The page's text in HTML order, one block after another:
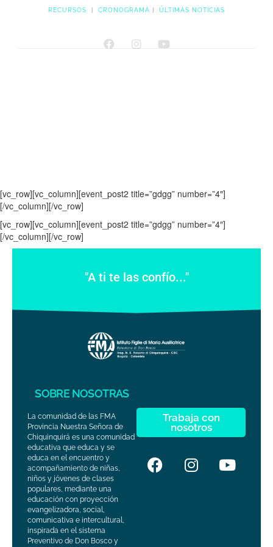
RECURSOS CRONOGRAMA ÚLTIMAS NOTICIAS
[vc_row][vc_column][event_post2 title=”gdgg” number=”4″]
[/vc_column][/vc_row]
[vc_row][vc_column][event_post2 title=”gdgg” number=”4″]
[/vc_column][/vc_row]
"A ti te las confío..."
SOBRE NOSOTRAS
La comunidad de las FMA
Provincia Nuestra Señora de
Chiquinquirá es una comunidad
educativa que educa y se
educa en el encuentro y
acompañamiento de niñas,
niños y jóvenes de clases
populares, mediante una
educación con proyección
evangelizadora, social,
comunicativa e intercultural,
inspirada en el sistema
Preventivo de Don Bosco y
Trabaja con
nosotros